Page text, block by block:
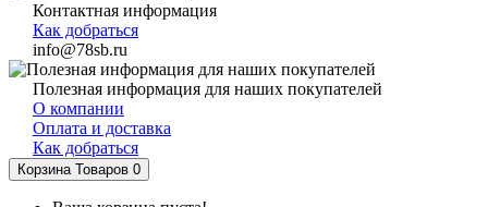
Контактная информация
Как добраться
info@78sb.ru
Полезная информация для наших покупателей
О компании
Оплата и доставка
Как добраться
Корзина Товаров 0